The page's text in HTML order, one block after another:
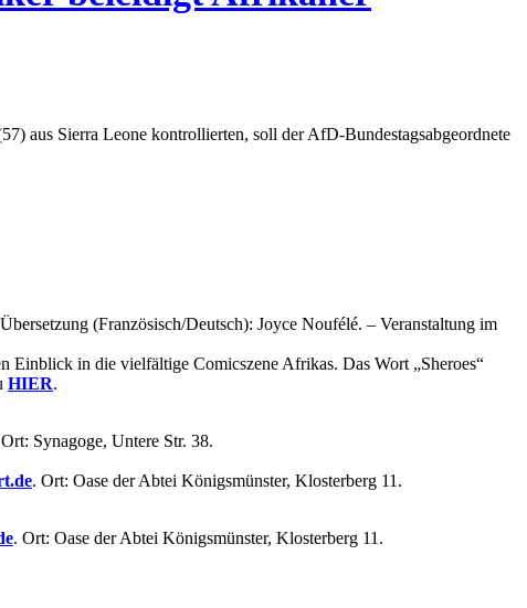
aus Sierra Leone kontrollierten, soll der AfD-Bundestagsabgeordnete
(Französisch/Deutsch): Joyce Noufélé. – Veranstaltung im
in die vielfältige Comicszene Afrikas. Das Wort „Sheroes“
HIER.
Synagoge, Untere Str. 38.
. Ort: Oase der Abtei Königsmünster, Klosterberg 11.
. Ort: Oase der Abtei Königsmünster, Klosterberg 11.